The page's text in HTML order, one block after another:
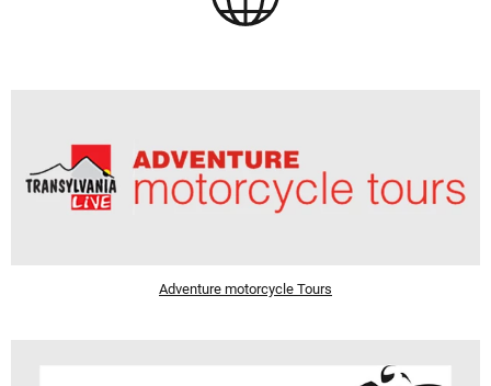
Adventure motorcycle Tours